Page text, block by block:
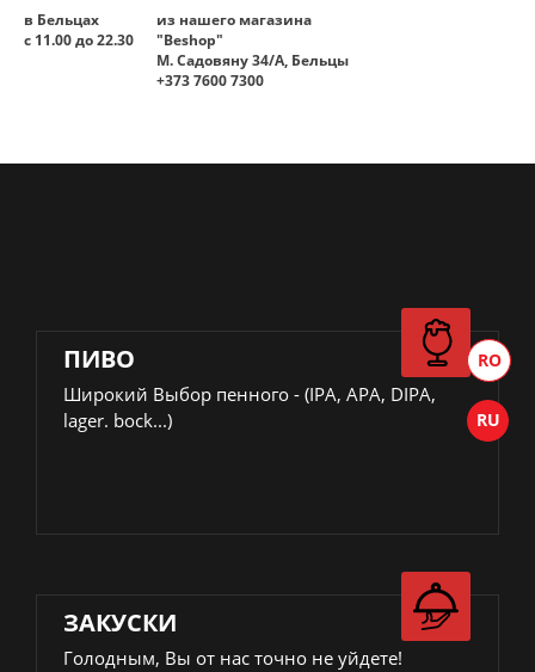
в Бельцах
с 11.00 до 22.30
из нашего магазина
"Beshop"
M. Садовяну 34/A, Бельцы
+373 7600 7300
ПИВО
Широкий Выбор пенного - (IPA, APA, DIPA,
lager. bock...)
ЗАКУСКИ
Голодным, Вы от нас точно не уйдете!